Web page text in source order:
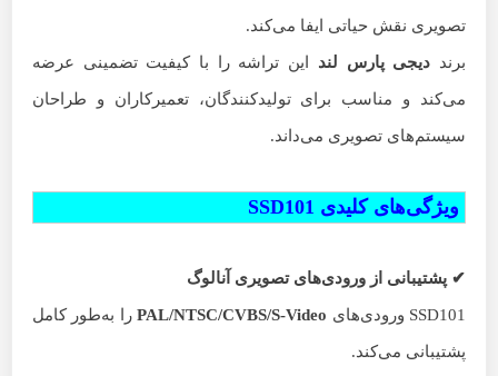
تصویری نقش حیاتی ایفا می‌کند.
برند دیجی پارس لند این تراشه را با کیفیت تضمینی عرضه
می‌کند و مناسب برای تولیدکنندگان، تعمیرکاران و طراحان
سیستم‌های تصویری می‌داند.
ویژگی‌های کلیدی SSD101
✔ پشتیبانی از ورودی‌های تصویری آنالوگ
SSD101 ورودی‌های PAL/NTSC/CVBS/S-Videoرا به‌طور کامل
پشتیبانی می‌کند.